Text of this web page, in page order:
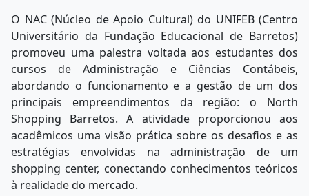
O NAC (Núcleo de Apoio Cultural) do UNIFEB (Centro
Universitário da Fundação Educacional de Barretos)
promoveu uma palestra voltada aos estudantes dos
cursos de Administração e Ciências Contábeis,
abordando o funcionamento e a gestão de um dos
principais empreendimentos da região: o North
Shopping Barretos. A atividade proporcionou aos
acadêmicos uma visão prática sobre os desafios e as
estratégias envolvidas na administração de um
shopping center, conectando conhecimentos teóricos
à realidade do mercado.